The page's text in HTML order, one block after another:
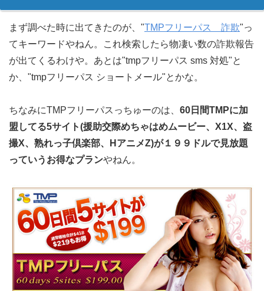
まず調べた時に出てきたのが、"TMPフリーパス 詐欺"っ
てキーワードやねん。これ検索したら物凄い数の詐欺報告
が出てくるわけや。あとは"tmpフリーパス sms 対処"と
か、"tmpフリーパス ショートメール"とかな。
ちなみにTMPフリーパスっちゅーのは、 60日間TMPに加
盟してる5サイト(援助交際めちゃはめムービー、X1X、盗
撮X、熟れっ子倶楽部、HアニメZ)が１９９ドルで見放題
っていうお得なプランやねん。